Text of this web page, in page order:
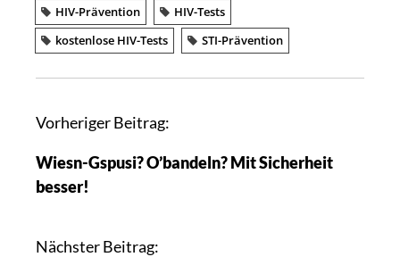
HIV-Prävention
HIV-Tests
kostenlose HIV-Tests
STI-Prävention
B
i
t
a
Vorheriger Beitrag:
Wiesn-Gspusi? O’bandeln? Mit Sicherheit
besser!
Nächster Beitrag: